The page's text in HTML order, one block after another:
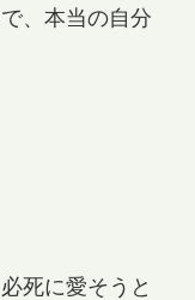
、本当の自分
死に愛そうと